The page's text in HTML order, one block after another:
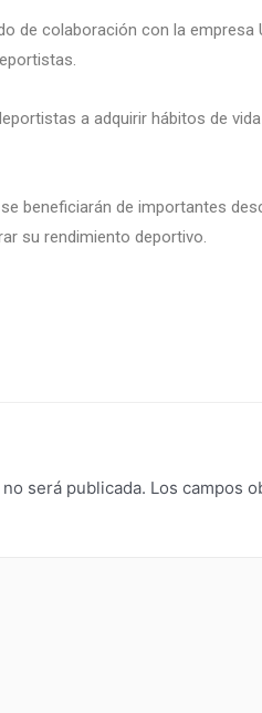
de colaboración con la empresa
a adquirir hábitos de
beneficiarán de importantes
su rendimiento deportivo.
será publicada. Los campos